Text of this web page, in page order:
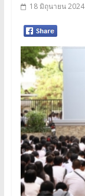
18 มิถุนายน 2024